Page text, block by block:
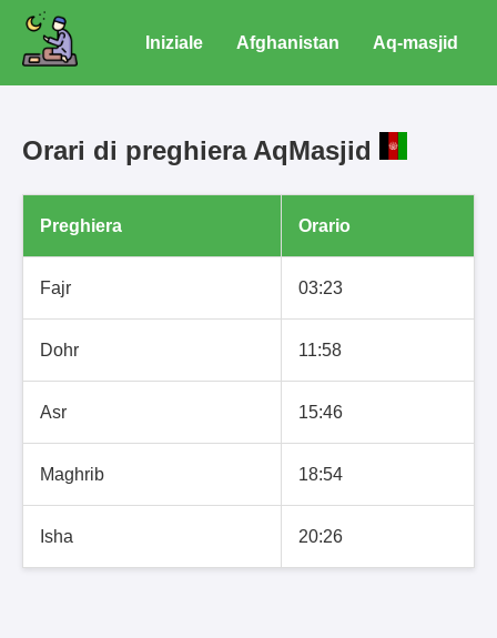
Iniziale Afghanistan Aq-masjid
Orari di preghiera AqMasjid
Preghiera Orario
Fajr 03:23
Dohr 11:58
Asr 15:46
Maghrib 18:54
Isha 20:26